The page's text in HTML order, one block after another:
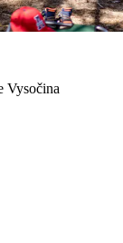
Vysočina